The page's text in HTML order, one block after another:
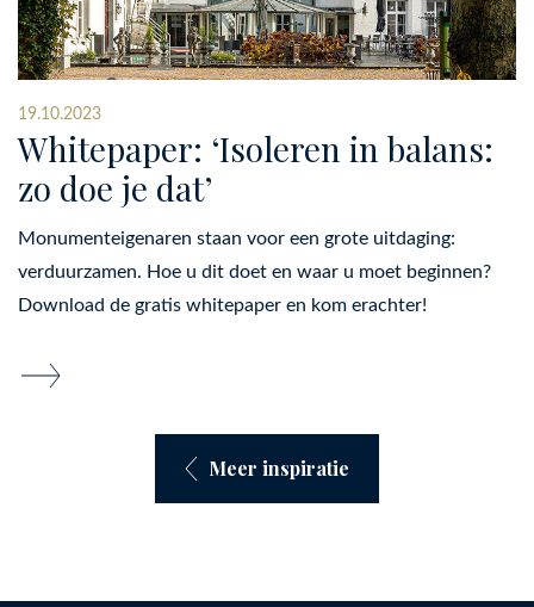
19.10.2023
Whitepaper: ‘Isoleren in balans:
zo doe je dat’
Monumenteigenaren staan voor een grote uitdaging:
verduurzamen. Hoe u dit doet en waar u moet beginnen?
Download de gratis whitepaper en kom erachter!
Meer inspiratie